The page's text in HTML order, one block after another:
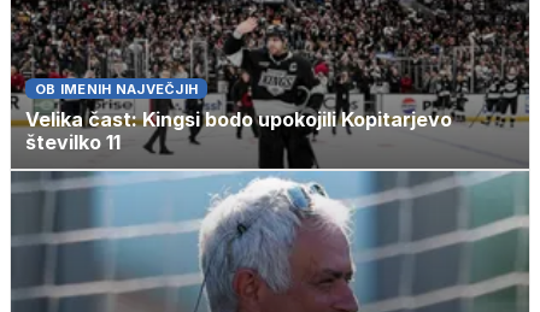
OB IMENIH NAJVEČJIH
Velika čast: Kingsi bodo upokojili Kopitarjevo
številko 11